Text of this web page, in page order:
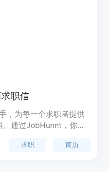
职信
，为每一个求职者提供
通过JobHunnt，你可
描述和你的简历信息，
求职 简历